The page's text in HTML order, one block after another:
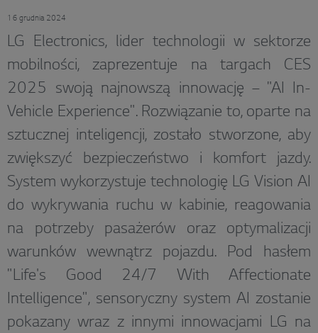
16 grudnia 2024
LG Electronics, lider technologii w sektorze
mobilności, zaprezentuje na targach CES
2025 swoją najnowszą innowację – "AI In-
Vehicle Experience". Rozwiązanie to, oparte na
sztucznej inteligencji, zostało stworzone, aby
zwiększyć bezpieczeństwo i komfort jazdy.
System wykorzystuje technologię LG Vision AI
do wykrywania ruchu w kabinie, reagowania
na potrzeby pasażerów oraz optymalizacji
warunków wewnątrz pojazdu. Pod hasłem
"Life's Good 24/7 With Affectionate
Intelligence", sensoryczny system AI zostanie
pokazany wraz z innymi innowacjami LG na